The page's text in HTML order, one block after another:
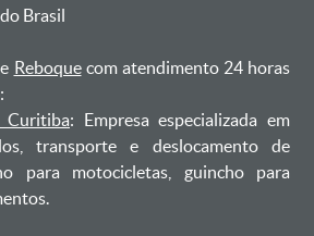
Brasil
e Reboquecom atendimento 24 horas
Curitiba: Empresa especializada em
transporte e deslocamento de
para motocicletas, guincho para